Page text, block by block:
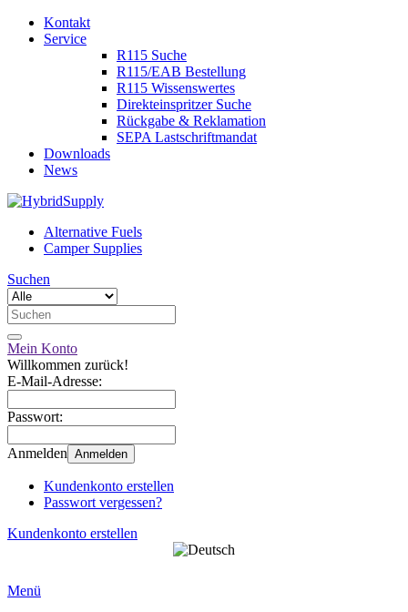
Kontakt
Service
R115 Suche
R115/EAB Bestellung
R115 Wissenswertes
Direkteinspritzer Suche
Rückgabe & Reklamation
SEPA Lastschriftmandat
Downloads
News
Alternative Fuels
Camper Supplies
Suchen
Mein Konto
Willkommen zurück!
E-Mail-Adresse:
Passwort:
Anmelden Anmelden
Kundenkonto erstellen
Passwort vergessen?
Kundenkonto erstellen
Menü